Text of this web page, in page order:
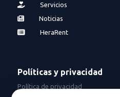
Servicios
Noticias
HeraRent
Políticas y privacidad
Política de privacidad